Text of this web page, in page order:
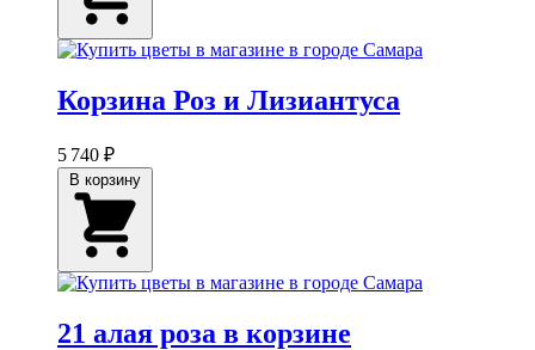
Корзина Роз и Лизиантуса
5 740 ₽
21 алая роза в корзине